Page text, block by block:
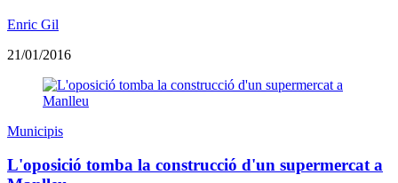
Enric Gil
21/01/2016
Municipis
L'oposició tomba la construcció d'un supermercat a